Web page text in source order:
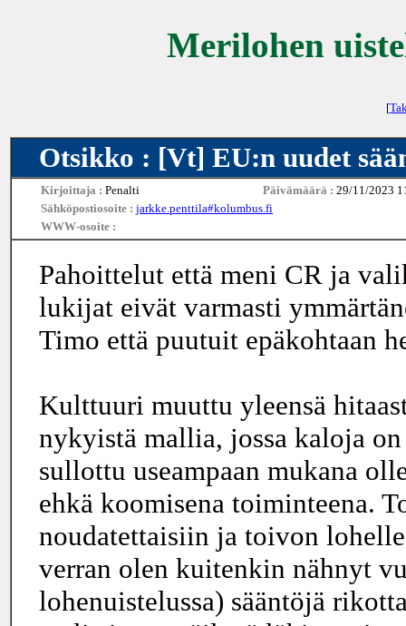
Merilohen
[
Otsikko : [Vt] EU:n uudet
Kirjoittaja : Penalti Päivämäärä : 29/11/2023
Sähköpostiosoite : jarkke.penttila#kolumbus.fi
WWW-osoite :
Pahoittelut että meni CR ja
lukijat eivät varmasti
Timo että puutuit epäkohtaan
Kulttuuri muuttu yleensä
nykyistä mallia, jossa kaloja
sullottu useampaan mukana
ehkä koomisena toiminteena.
noudatettaisiin ja toivon
verran olen kuitenkin nähnyt
lohenuistelussa) sääntöjä